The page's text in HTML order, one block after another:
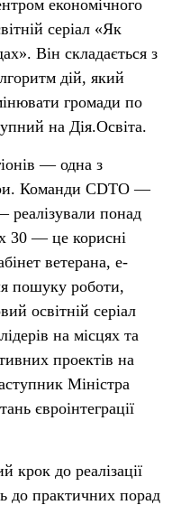
економічного
серіал «Як
Він складається з
дій, який
громади по
на Дія.Освіта.
— одна з
Команди CDTO —
реалізували понад
30 — це корисні
ветерана, е-
пошуку роботи,
освітній серіал
на місцях та
проектів на
Міністра
євроінтеграції
крок до реалізації
до практичних порад